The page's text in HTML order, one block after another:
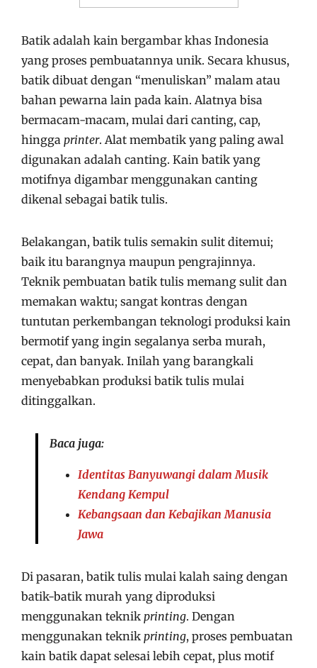
Batik adalah kain bergambar khas Indonesia
yang proses pembuatannya unik. Secara khusus,
batik dibuat dengan “menuliskan” malam atau
bahan pewarna lain pada kain. Alatnya bisa
bermacam-macam, mulai dari canting, cap,
hingga printer. Alat membatik yang paling awal
digunakan adalah canting. Kain batik yang
motifnya digambar menggunakan canting
dikenal sebagai batik tulis.
Belakangan, batik tulis semakin sulit ditemui;
baik itu barangnya maupun pengrajinnya.
Teknik pembuatan batik tulis memang sulit dan
memakan waktu; sangat kontras dengan
tuntutan perkembangan teknologi produksi kain
bermotif yang ingin segalanya serba murah,
cepat, dan banyak. Inilah yang barangkali
menyebabkan produksi batik tulis mulai
ditinggalkan.
Baca juga:
Identitas Banyuwangi dalam Musik
Kendang Kempul
Kebangsaan dan Kebajikan Manusia
Jawa
Di pasaran, batik tulis mulai kalah saing dengan
batik-batik murah yang diproduksi
menggunakan teknik printing. Dengan
menggunakan teknik printing, proses pembuatan
kain batik dapat selesai lebih cepat, plus motif